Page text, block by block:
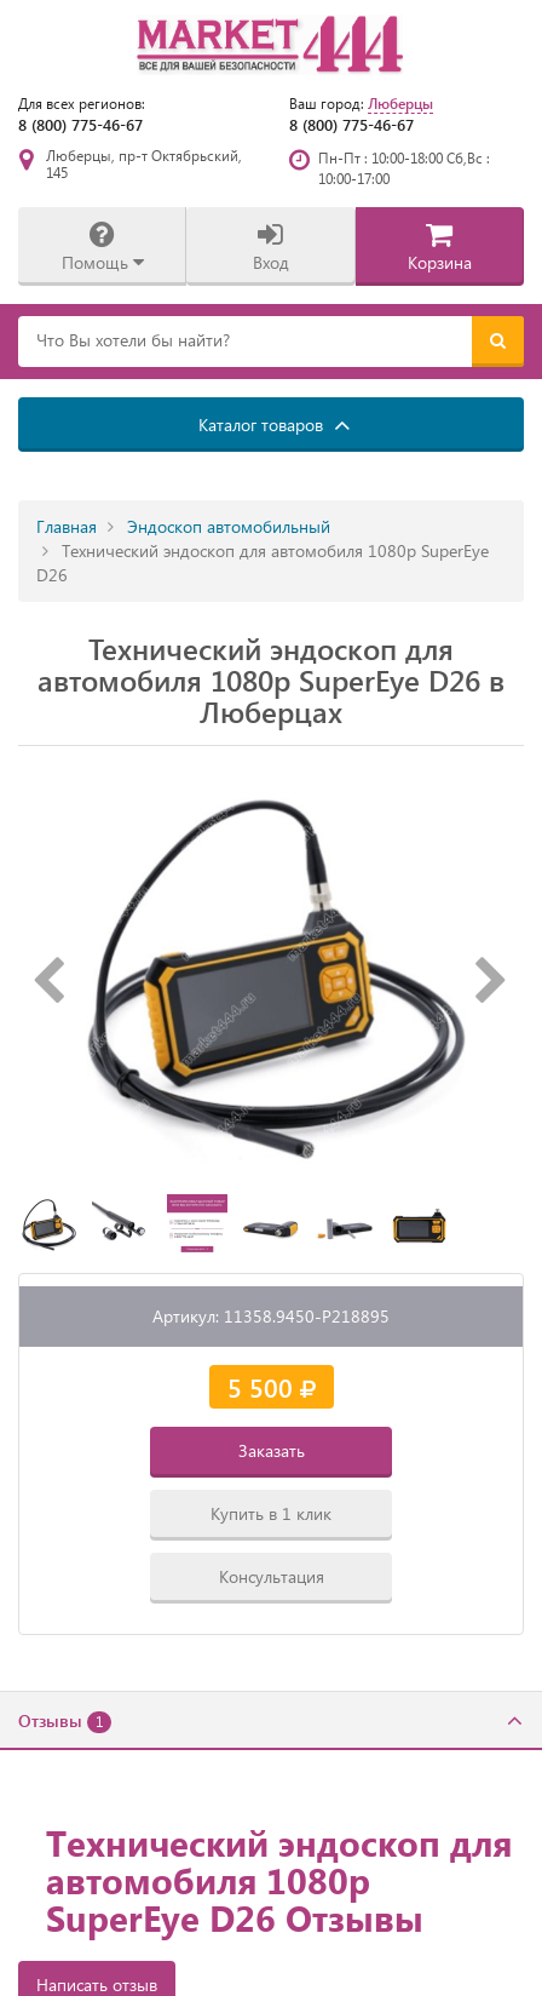
Для всех регионов:
8 (800) 775-46-67
Ваш город: Люберцы
8 (800) 775-46-67
Люберцы, пр-т Октябрьский,
145
Пн-Пт : 10:00-18:00 Сб,Вс :
10:00-17:00
Помощь Вход Корзина
Каталог товаров
Главная
Эндоскоп автомобильный
Технический эндоскоп для автомобиля 1080р SuperEye
D26
Технический эндоскоп для
автомобиля 1080р SuperEye D26 в
Люберцах
Артикул: 11358.9450-P218895
5 500
Заказать
Купить в 1 клик
Консультация
Отзывы 1
Технический эндоскоп для
автомобиля 1080р
SuperEye D26 Отзывы
Написать отзыв